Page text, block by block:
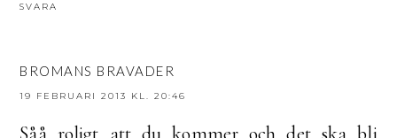
SVARA
BROMANS BRAVADER
19 FEBRUARI 2013 KL. 20:46